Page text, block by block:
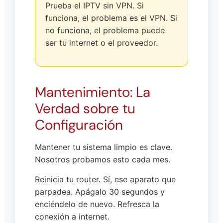
Prueba el IPTV sin VPN. Si
funciona, el problema es el VPN. Si
no funciona, el problema puede
ser tu internet o el proveedor.
Mantenimiento: La
Verdad sobre tu
Configuración
Mantener tu sistema limpio es clave.
Nosotros probamos esto cada mes.
Reinicia tu router. Sí, ese aparato que
parpadea. Apágalo 30 segundos y
enciéndelo de nuevo. Refresca la
conexión a internet.